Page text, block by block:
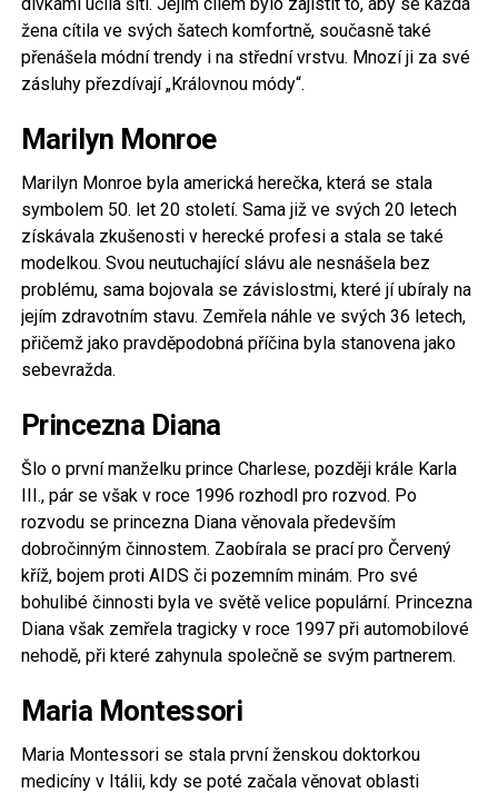
žena cítila ve svých šatech komfortně, současně také
přenášela módní trendy i na střední vrstvu. Mnozí ji za své
zásluhy přezdívají „Královnou módy“.
Marilyn Monroe
Marilyn Monroe byla americká herečka, která se stala
symbolem 50. let 20 století. Sama již ve svých 20 letech
získávala zkušenosti v herecké profesi a stala se také
modelkou. Svou neutuchající slávu ale nesnášela bez
problému, sama bojovala se závislostmi, které jí ubíraly na
jejím zdravotním stavu. Zemřela náhle ve svých 36 letech,
přičemž jako pravděpodobná příčina byla stanovena jako
sebevražda.
Princezna Diana
Šlo o první manželku prince Charlese, později krále Karla
III., pár se však v roce 1996 rozhodl pro rozvod. Po
rozvodu se princezna Diana věnovala především
dobročinným činnostem. Zaobírala se prací pro Červený
kříž, bojem proti AIDS či pozemním minám. Pro své
bohulibé činnosti byla ve světě velice populární. Princezna
Diana však zemřela tragicky v roce 1997 při automobilové
nehodě, při které zahynula společně se svým partnerem.
Maria Montessori
Maria Montessori se stala první ženskou doktorkou
medicíny v Itálii, kdy se poté začala věnovat oblasti